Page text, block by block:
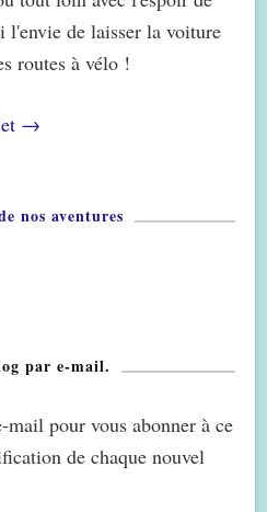
l'envie de laisser la voiture
routes à vélo !
→
nos aventures
par e-mail.
mail pour vous abonner à ce
de chaque nouvel